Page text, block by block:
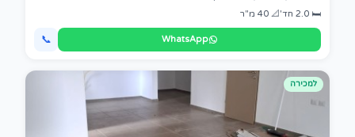
🛏 2.0 חד' 📐 40 מ"ר
WhatsApp
📞
למכירה